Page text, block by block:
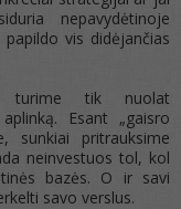
nepavydėtinoje
vis didėjančias
turime tik nuolat
Esant „gaisro
sunkiai pritrauksime
neinvestuos tol, kol
bazės. O ir savi
savo verslus.